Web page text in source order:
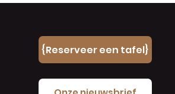
{Reserveer een tafel}